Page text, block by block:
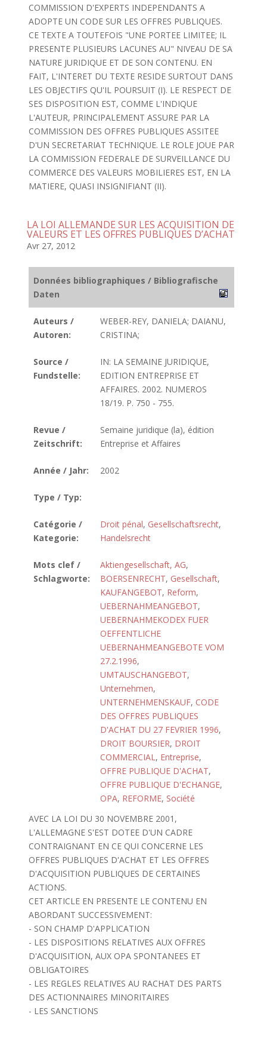
COMMISSION D'EXPERTS INDEPENDANTS A
ADOPTE UN CODE SUR LES OFFRES PUBLIQUES.
CE TEXTE A TOUTEFOIS "UNE PORTEE LIMITEE; IL
PRESENTE PLUSIEURS LACUNES AU" NIVEAU DE SA
NATURE JURIDIQUE ET DE SON CONTENU. EN
FAIT, L'INTERET DU TEXTE RESIDE SURTOUT DANS
LES OBJECTIFS QU'IL POURSUIT (I). LE RESPECT DE
SES DISPOSITION EST, COMME L'INDIQUE
L'AUTEUR, PRINCIPALEMENT ASSURE PAR LA
COMMISSION DES OFFRES PUBLIQUES ASSITEE
D'UN SECRETARIAT TECHNIQUE. LE ROLE JOUE PAR
LA COMMISSION FEDERALE DE SURVEILLANCE DU
COMMERCE DES VALEURS MOBILIERES EST, EN LA
MATIERE, QUASI INSIGNIFIANT (II).
LA LOI ALLEMANDE SUR LES ACQUISITION DE
VALEURS ET LES OFFRES PUBLIQUES D’ACHAT
Avr 27, 2012
Données bibliographiques / Bibliografische
Daten
Auteurs /
Autoren:
WEBER-REY, DANIELA; DAIANU,
CRISTINA;
Source /
Fundstelle:
IN: LA SEMAINE JURIDIQUE,
EDITION ENTREPRISE ET
AFFAIRES. 2002. NUMEROS
18/19. P. 750 - 755.
Revue /
Zeitschrift:
Semaine juridique (la), édition
Entreprise et Affaires
Année / Jahr: 2002
Type / Typ:
Catégorie /
Kategorie:
Droit pénal, Gesellschaftsrecht,
Handelsrecht
Mots clef /
Schlagworte:
Aktiengesellschaft, AG,
BOERSENRECHT, Gesellschaft,
KAUFANGEBOT, Reform,
UEBERNAHMEANGEBOT,
UEBERNAHMEKODEX FUER
OEFFENTLICHE
UEBERNAHMEANGEBOTE VOM
27.2.1996,
UMTAUSCHANGEBOT,
Unternehmen,
UNTERNEHMENSKAUF, CODE
DES OFFRES PUBLIQUES
D'ACHAT DU 27 FEVRIER 1996,
DROIT BOURSIER, DROIT
COMMERCIAL, Entreprise,
OFFRE PUBLIQUE D'ACHAT,
OFFRE PUBLIQUE D'ECHANGE,
OPA, REFORME, Société
AVEC LA LOI DU 30 NOVEMBRE 2001,
L'ALLEMAGNE S'EST DOTEE D'UN CADRE
CONTRAIGNANT EN CE QUI CONCERNE LES
OFFRES PUBLIQUES D'ACHAT ET LES OFFRES
D'ACQUISITION PUBLIQUES DE CERTAINES
ACTIONS.
CET ARTICLE EN PRESENTE LE CONTENU EN
ABORDANT SUCCESSIVEMENT:
- SON CHAMP D'APPLICATION
- LES DISPOSITIONS RELATIVES AUX OFFRES
D'ACQUISITION, AUX OPA SPONTANEES ET
OBLIGATOIRES
- LES REGLES RELATIVES AU RACHAT DES PARTS
DES ACTIONNAIRES MINORITAIRES
- LES SANCTIONS